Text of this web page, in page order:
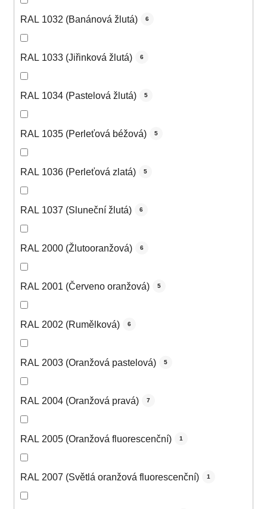
RAL 1032 (Banánová žlutá) 6
RAL 1033 (Jiřinková žlutá) 6
RAL 1034 (Pastelová žlutá) 5
RAL 1035 (Perleťová béžová) 5
RAL 1036 (Perleťová zlatá) 5
RAL 1037 (Sluneční žlutá) 6
RAL 2000 (Žlutooranžová) 6
RAL 2001 (Červeno oranžová) 5
RAL 2002 (Rumělková) 6
RAL 2003 (Oranžová pastelová) 5
RAL 2004 (Oranžová pravá) 7
RAL 2005 (Oranžová fluorescenční) 1
RAL 2007 (Světlá oranžová fluorescenční) 1